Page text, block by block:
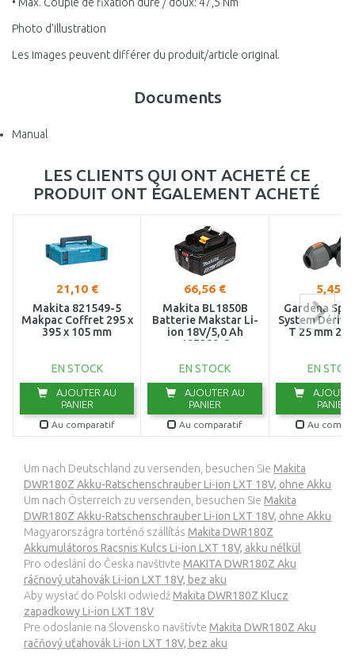
• Max. Couple de fixation dure / doux: 47,5 Nm
Photo d'illustration
Les images peuvent différer du produit/article original.
Documents
Manual
LES CLIENTS QUI ONT ACHETÉ CE
PRODUIT ONT ÉGALEMENT ACHETÉ
21,10 €
Makita 821549-5
Makpac Coffret 295 x
395 x 105 mm
EN STOCK
AJOUTER AU
PANIER
Au comparatif
66,56 €
Makita BL1850B
Batterie Makstar Li-
ion 18V/5,0 Ah
197280-8
EN STOCK
AJOUTER AU
PANIER
Au comparatif
5,45 €
Gardena
System
T 25 mm
EN
PANIER
Au
Um nach Deutschland zu versenden, besuchen Sie Makita
DWR180Z Akku-Ratschenschrauber Li-ion LXT 18V, ohne Akku
Um nach Österreich zu versenden, besuchen Sie Makita
DWR180Z Akku-Ratschenschrauber Li-ion LXT 18V, ohne Akku
Magyarországra történő szállítás Makita DWR180Z
Akkumulátoros Racsnis Kulcs Li-ion LXT 18V, akku nélkül
Pro odeslání do Česka navštivte MAKITA DWR180Z Aku
ráčnový utahovák Li-ion LXT 18V, bez aku
Aby wysłać do Polski odwiedźMakita DWR180Z Klucz
zapadkowy Li-ion LXT 18V
Pre odoslanie na Slovensko navštívte Makita DWR180Z Aku
račňový uťahovák Li-ion LXT 18V, bez aku